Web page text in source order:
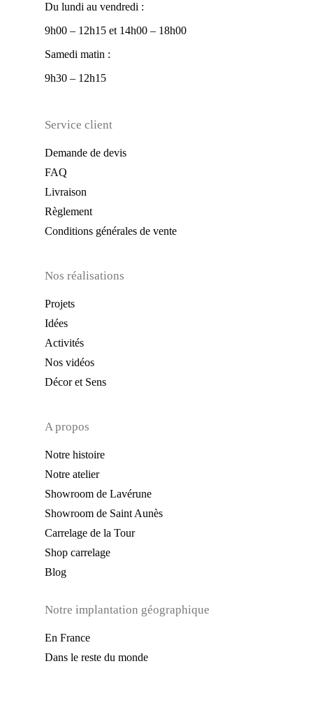
Du lundi au vendredi :
9h00 – 12h15 et 14h00 – 18h00
Samedi matin :
9h30 – 12h15
Service client
Demande de devis
FAQ
Livraison
Règlement
Conditions générales de vente
Nos réalisations
Projets
Idées
Activités
Nos vidéos
Décor et Sens
A propos
Notre histoire
Notre atelier
Showroom de Lavérune
Showroom de Saint Aunès
Carrelage de la Tour
Shop carrelage
Blog
Notre implantation géographique
En France
Dans le reste du monde